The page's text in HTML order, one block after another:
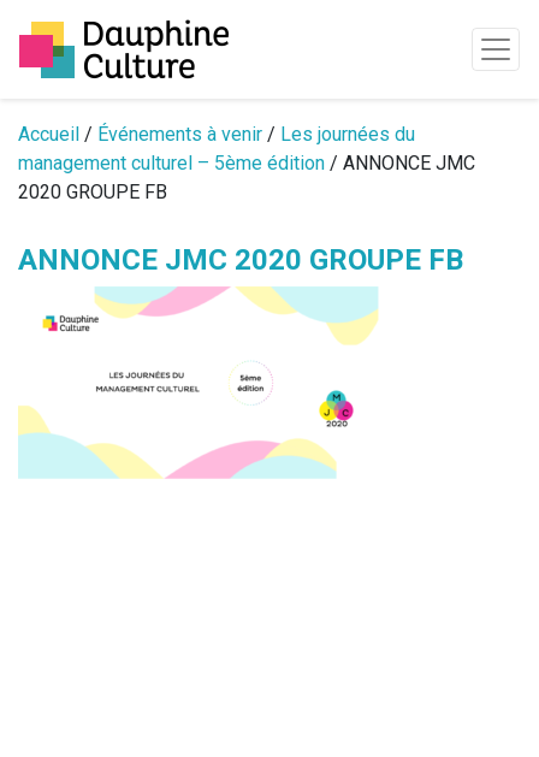
Passer au contenu
Accueil / Événements à venir / Les journées du
management culturel – 5ème édition / ANNONCE JMC
2020 GROUPE FB
ANNONCE JMC 2020 GROUPE FB